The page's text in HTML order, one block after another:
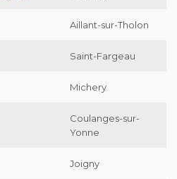
Aillant-sur-Tholon
Saint-Fargeau
Michery
Coulanges-sur-
Yonne
Joigny